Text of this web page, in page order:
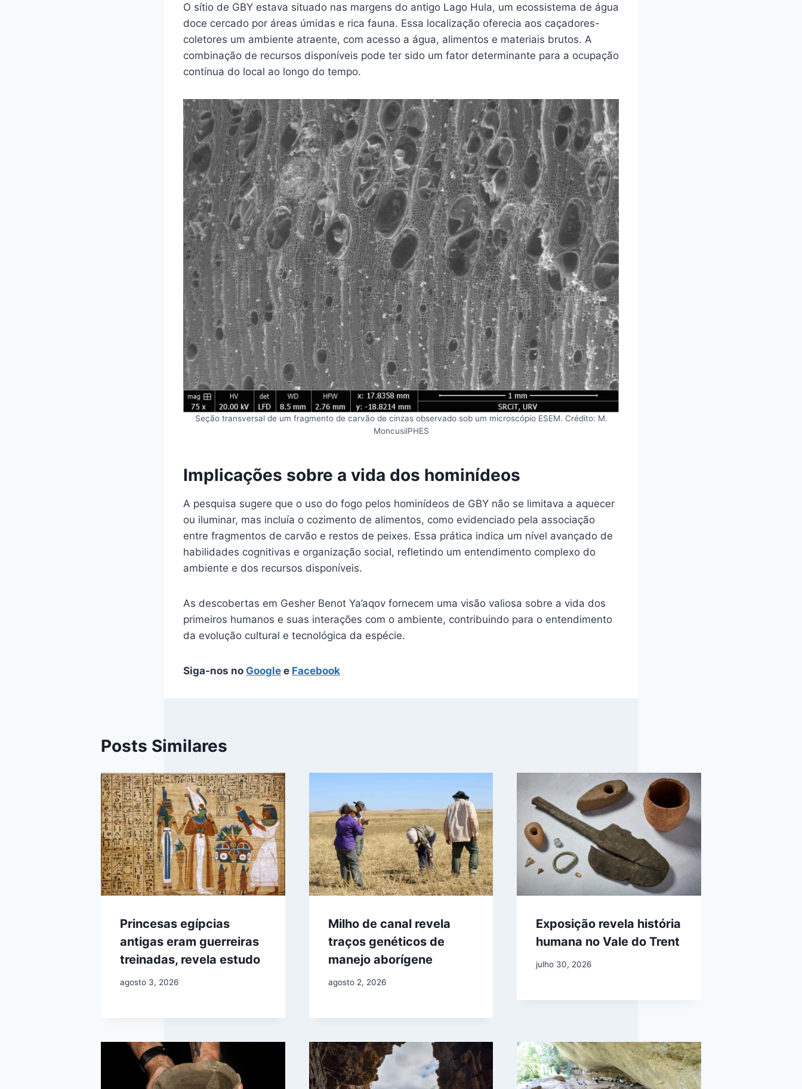
O sítio de GBY estava situado nas margens do antigo Lago Hula, um ecossistema de água
doce cercado por áreas úmidas e rica fauna. Essa localização oferecia aos caçadores-
coletores um ambiente atraente, com acesso a água, alimentos e materiais brutos. A
combinação de recursos disponíveis pode ter sido um fator determinante para a ocupação
contínua do local ao longo do tempo.
Seção transversal de um fragmento de carvão de cinzas observado sob um microscópio ESEM. Crédito: M.
MoncusilPHES
Implicações sobre a vida dos hominídeos
A pesquisa sugere que o uso do fogo pelos hominídeos de GBY não se limitava a aquecer
ou iluminar, mas incluía o cozimento de alimentos, como evidenciado pela associação
entre fragmentos de carvão e restos de peixes. Essa prática indica um nível avançado de
habilidades cognitivas e organização social, refletindo um entendimento complexo do
ambiente e dos recursos disponíveis.
As descobertas em Gesher Benot Ya’aqov fornecem uma visão valiosa sobre a vida dos
primeiros humanos e suas interações com o ambiente, contribuindo para o entendimento
da evolução cultural e tecnológica da espécie.
Siga-nos no Google e Facebook
Posts Similares
Princesas egípcias
antigas eram guerreiras
treinadas, revela estudo
agosto 3, 2026
Milho de canal revela
traços genéticos de
manejo aborígene
agosto 2, 2026
Exposição revela história
humana no Vale do Trent
julho 30, 2026